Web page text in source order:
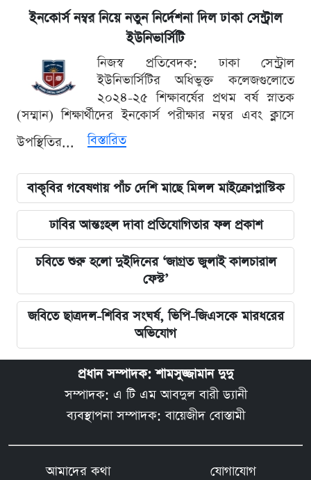
ইনকোর্স নম্বর নিয়ে নতুন নির্দেশনা দিল ঢাকা সেন্ট্রাল
ইউনিভার্সিটি
নিজস্ব প্রতিবেদক: ঢাকা সেন্ট্রাল
ইউনিভার্সিটির অধিভুক্ত কলেজগুলোতে
২০২৪-২৫ শিক্ষাবর্ষের প্রথম বর্ষ স্নাতক
(সম্মান) শিক্ষার্থীদের ইনকোর্স পরীক্ষার নম্বর এবং ক্লাসে
উপস্থিতির...
বিস্তারিত
বাকৃবির গবেষণায় পাঁচ দেশি মাছে মিলল মাইক্রোপ্লাস্টিক
ঢাবির আন্তঃহল দাবা প্রতিযোগিতার ফল প্রকাশ
চবিতে শুরু হলো দুইদিনের ‘জাগ্রত জুলাই কালচারাল
ফেস্ট’
জবিতে ছাত্রদল-শিবির সংঘর্ষ, ভিপি-জিএসকে মারধরের
অভিযোগ
প্রধান সম্পাদক: শামসুজ্জামান দুদু
সম্পাদক: এ টি এম আবদুল বারী ড্যানী
ব্যবস্থাপনা সম্পাদক: বায়েজীদ বোস্তামী
আমাদের কথা যোগাযোগ